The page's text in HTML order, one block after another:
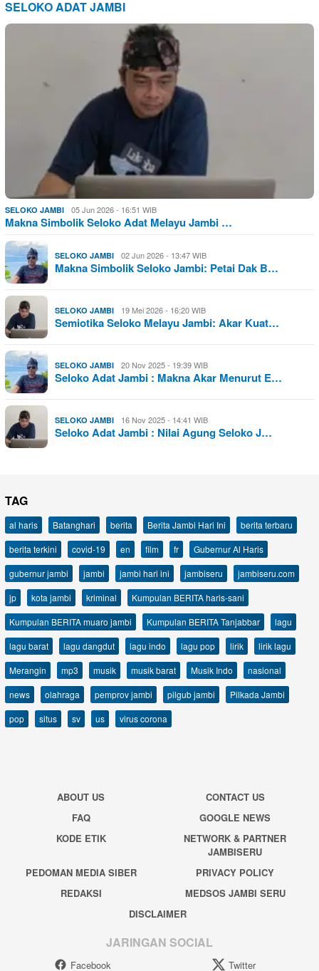
SELOKO ADAT JAMBI
SELOKO JAMBI 05 Jun 2026 - 16:51 WIB
Makna Simbolik Seloko Adat Melayu Jambi …
SELOKO JAMBI 02 Jun 2026 - 13:47 WIB
Makna Simbolik Seloko Jambi: Petai Dak B…
SELOKO JAMBI 19 Mei 2026 - 16:20 WIB
Semiotika Seloko Melayu Jambi: Akar Kuat…
SELOKO JAMBI 20 Nov 2025 - 19:39 WIB
Seloko Adat Jambi : Makna Akar Menurut E…
SELOKO JAMBI 16 Nov 2025 - 14:41 WIB
Seloko Adat Jambi : Nilai Agung Seloko J…
TAG
al haris Batanghari berita Berita Jambi Hari Ini
berita terbaru
berita terkini
covid-19 en film fr
Gubernur Al Haris
gubernur jambi
jambi jambi hari ini jambiseru
jambiseru.com
jp
kota jambi kriminal
Kumpulan BERITA haris-sani
Kumpulan BERITA muaro jambi
Kumpulan BERITA Tanjabbar
lagu
lagu barat
lagu dangdut lagu indo lagu pop lirik
lirik lagu
Merangin
mp3 musik musik barat Musik Indo
nasional
news
olahraga pemprov jambi pilgub jambi
Pilkada Jambi
pop
situs sv us virus corona
ABOUT US
CONTACT US
FAQ
GOOGLE NEWS
KODE ETIK
NETWORK & PARTNER
JAMBISERU
PEDOMAN MEDIA SIBER
PRIVACY POLICY
REDAKSI
MEDSOS JAMBI SERU
DISCLAIMER
JARINGAN SOCIAL
Facebook Twitter